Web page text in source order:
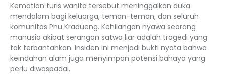
Kematian turis wanita tersebut meninggalkan duka
mendalam bagi keluarga, teman-teman, dan seluruh
komunitas Phu Kradueng. Kehilangan nyawa seorang
manusia akibat serangan satwa liar adalah tragedi yang
tak terbantahkan. Insiden ini menjadi bukti nyata bahwa
keindahan alam juga menyimpan potensi bahaya yang
perlu diwaspadai.